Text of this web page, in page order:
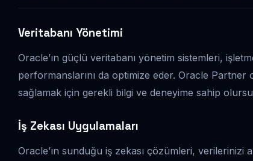
Veritabanı Yönetimi
Oracle’ın güçlü veritabanı yönetim sistemleri,
performanslarını da optimize eder. Oracle Partner
sağlamak için gerekli bilgi ve deneyime sahip
İş Zekası Uygulamaları
Oracle’ın sunduğu iş zekası çözümleri,